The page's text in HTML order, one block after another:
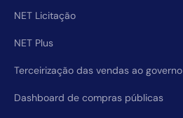
NET Licitação
NET Plus
Terceirização das vendas ao governo
Dashboard de compras públicas